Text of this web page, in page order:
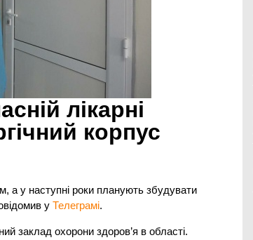
лікарні
корпус
у наступні роки планують збудувати
уТелеграмі.
заклад охорони здоров’я в області.